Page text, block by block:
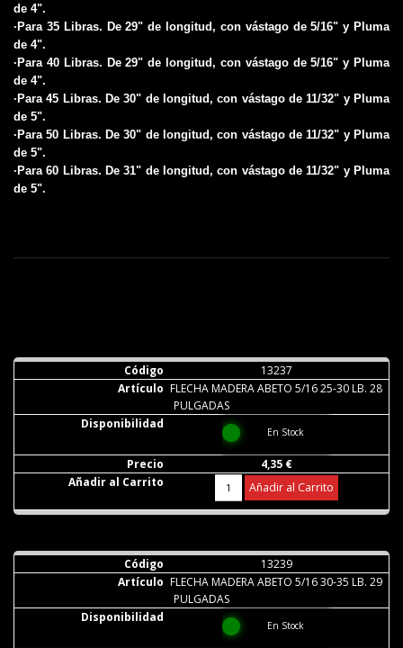
de 4".
·Para 35 Libras. De 29" de longitud, con vástago de 5/16" y Pluma
de 4".
·Para 40 Libras. De 29" de longitud, con vástago de 5/16" y Pluma
de 4".
·Para 45 Libras. De 30" de longitud, con vástago de 11/32" y Pluma
de 5".
·Para 50 Libras. De 30" de longitud, con vástago de 11/32" y Pluma
de 5".
·Para 60 Libras. De 31" de longitud, con vástago de 11/32" y Pluma
de 5".
13237
FLECHA MADERA ABETO 5/16 25-30 LB. 28
PULGADAS
En Stock
4,35 €
Añadir al Carrito
13239
FLECHA MADERA ABETO 5/16 30-35 LB. 29
PULGADAS
En Stock